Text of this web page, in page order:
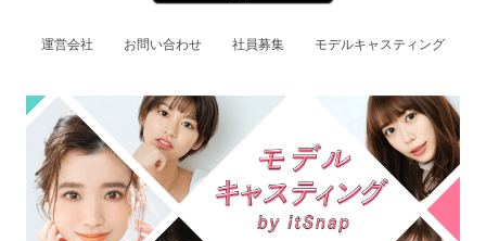
運営会社 お問い合わせ 社員募集 モデルキャスティング